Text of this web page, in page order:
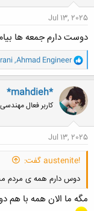
:
Jul 13, 2025
دوست دارم جمعه ها
و
ا
ک
ن
ش
ه
ا
Ahmad Engineer
,
*mahdieh*
کاربر فعال
Jul 13, 2025
!austenite گفت:
دوس دارم همه ی مردم
مگه ما الان همه با